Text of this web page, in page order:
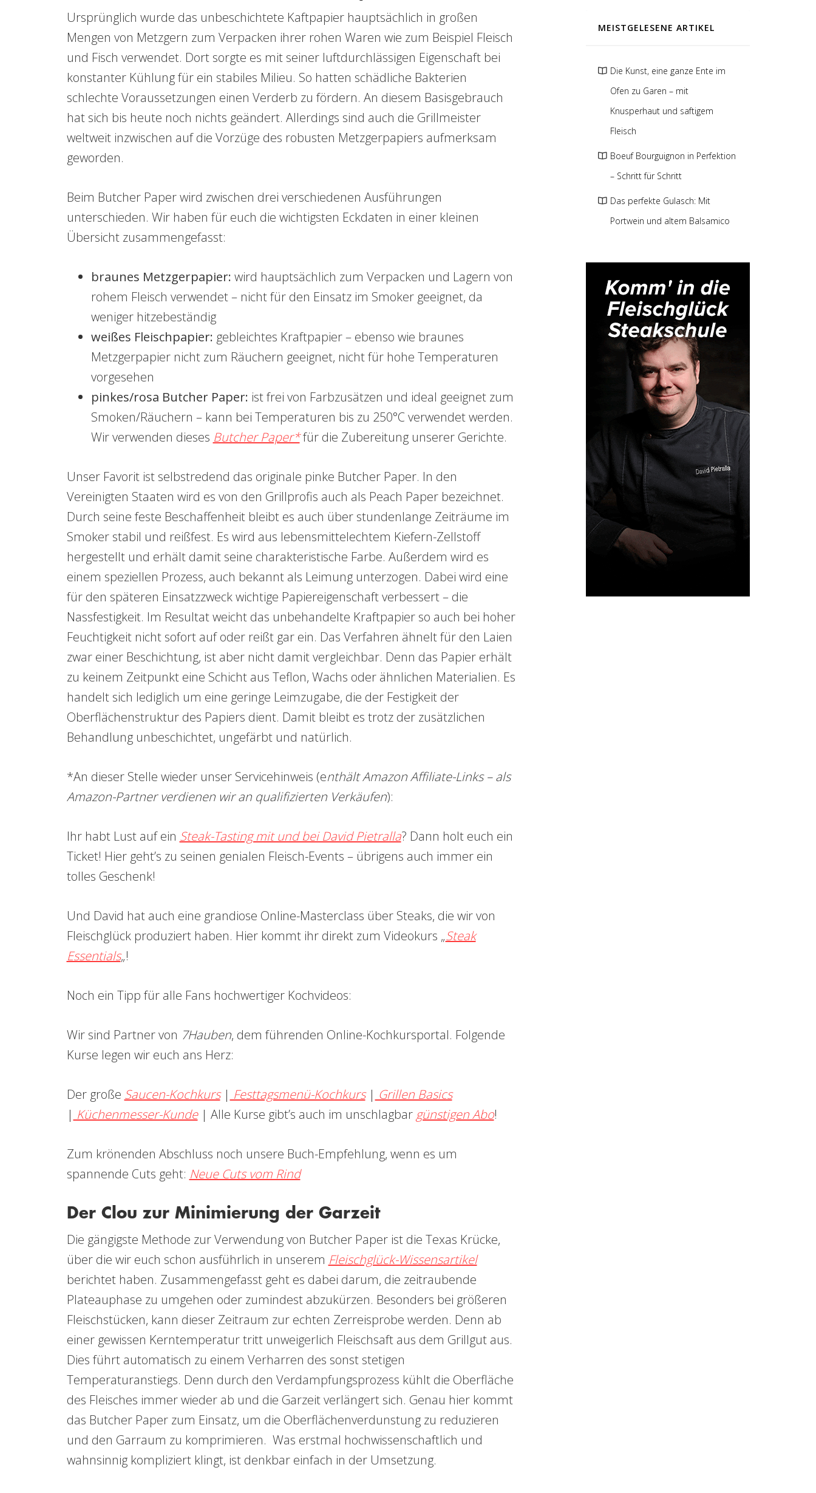
Ursprünglich wurde das unbeschichtete Kaftpapier hauptsächlich in großen
Mengen von Metzgern zum Verpacken ihrer rohen Waren wie zum Beispiel Fleisch
und Fisch verwendet. Dort sorgte es mit seiner luftdurchlässigen Eigenschaft bei
konstanter Kühlung für ein stabiles Milieu. So hatten schädliche Bakterien
schlechte Voraussetzungen einen Verderb zu fördern. An diesem Basisgebrauch
hat sich bis heute noch nichts geändert. Allerdings sind auch die Grillmeister
weltweit inzwischen auf die Vorzüge des robusten Metzgerpapiers aufmerksam
geworden.
Beim Butcher Paper wird zwischen drei verschiedenen Ausführungen
unterschieden. Wir haben für euch die wichtigsten Eckdaten in einer kleinen
Übersicht zusammengefasst:
braunes Metzgerpapier: wird hauptsächlich zum Verpacken und Lagern von
rohem Fleisch verwendet – nicht für den Einsatz im Smoker geeignet, da
weniger hitzebeständig
weißes Fleischpapier: gebleichtes Kraftpapier – ebenso wie braunes
Metzgerpapier nicht zum Räuchern geeignet, nicht für hohe Temperaturen
vorgesehen
pinkes/rosa Butcher Paper: ist frei von Farbzusätzen und ideal geeignet zum
Smoken/Räuchern – kann bei Temperaturen bis zu 250°C verwendet werden.
Wir verwenden dieses Butcher Paper*für die Zubereitung unserer Gerichte.
Unser Favorit ist selbstredend das originale pinke Butcher Paper. In den
Vereinigten Staaten wird es von den Grillprofis auch als Peach Paper bezeichnet.
Durch seine feste Beschaffenheit bleibt es auch über stundenlange Zeiträume im
Smoker stabil und reißfest. Es wird aus lebensmittelechtem Kiefern-Zellstoff
hergestellt und erhält damit seine charakteristische Farbe. Außerdem wird es
einem speziellen Prozess, auch bekannt als Leimung unterzogen. Dabei wird eine
für den späteren Einsatzzweck wichtige Papiereigenschaft verbessert – die
Nassfestigkeit. Im Resultat weicht das unbehandelte Kraftpapier so auch bei hoher
Feuchtigkeit nicht sofort auf oder reißt gar ein. Das Verfahren ähnelt für den Laien
zwar einer Beschichtung, ist aber nicht damit vergleichbar. Denn das Papier erhält
zu keinem Zeitpunkt eine Schicht aus Teflon, Wachs oder ähnlichen Materialien. Es
handelt sich lediglich um eine geringe Leimzugabe, die der Festigkeit der
Oberflächenstruktur des Papiers dient. Damit bleibt es trotz der zusätzlichen
Behandlung unbeschichtet, ungefärbt und natürlich.
*An dieser Stelle wieder unser Servicehinweis (enthält Amazon Affiliate-Links – als
Amazon-Partner verdienen wir an qualifizierten Verkäufen):
Ihr habt Lust auf ein Steak-Tasting mit und bei David Pietralla? Dann holt euch ein
Ticket! Hier geht’s zu seinen genialen Fleisch-Events – übrigens auch immer ein
tolles Geschenk!
Und David hat auch eine grandiose Online-Masterclass über Steaks, die wir von
Fleischglück produziert haben. Hier kommt ihr direkt zum Videokurs „Steak
Essentials„!
Noch ein Tipp für alle Fans hochwertiger Kochvideos:
Wir sind Partner von 7Hauben, dem führenden Online-Kochkursportal. Folgende
Kurse legen wir euch ans Herz:
Der große Saucen-Kochkurs| Festtagsmenü-Kochkurs| Grillen Basics
| Küchenmesser-Kunde| Alle Kurse gibt’s auch im unschlagbar günstigen Abo!
Zum krönenden Abschluss noch unsere Buch-Empfehlung, wenn es um
spannende Cuts geht: Neue Cuts vom Rind
Der Clou zur Minimierung der Garzeit
Die gängigste Methode zur Verwendung von Butcher Paper ist die Texas Krücke,
über die wir euch schon ausführlich in unserem Fleischglück-Wissensartikel
berichtet haben. Zusammengefasst geht es dabei darum, die zeitraubende
Plateauphase zu umgehen oder zumindest abzukürzen. Besonders bei größeren
Fleischstücken, kann dieser Zeitraum zur echten Zerreisprobe werden. Denn ab
einer gewissen Kerntemperatur tritt unweigerlich Fleischsaft aus dem Grillgut aus.
Dies führt automatisch zu einem Verharren des sonst stetigen
Temperaturanstiegs. Denn durch den Verdampfungsprozess kühlt die Oberfläche
des Fleisches immer wieder ab und die Garzeit verlängert sich. Genau hier kommt
das Butcher Paper zum Einsatz, um die Oberflächenverdunstung zu reduzieren
und den Garraum zu komprimieren. Was erstmal hochwissenschaftlich und
wahnsinnig kompliziert klingt, ist denkbar einfach in der Umsetzung.
MEISTGELESENE ARTIKEL
Die Kunst, eine ganze Ente im
Ofen zu Garen – mit
Knusperhaut und saftigem
Fleisch
Boeuf Bourguignon in Perfektion
– Schritt für Schritt
Das perfekte Gulasch: Mit
Portwein und altem Balsamico